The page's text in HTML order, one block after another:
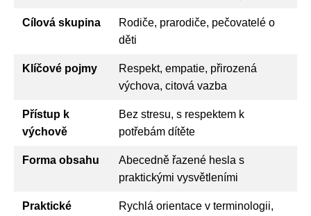
Cílová skupina
Rodiče, prarodiče, pečovatelé o
děti
Klíčové pojmy
Respekt, empatie, přirozená
výchova, citová vazba
Přístup k
výchově
Bez stresu, s respektem k
potřebám dítěte
Forma obsahu
Abecedně řazené hesla s
praktickými vysvětleními
Praktické
Rychlá orientace v terminologii,